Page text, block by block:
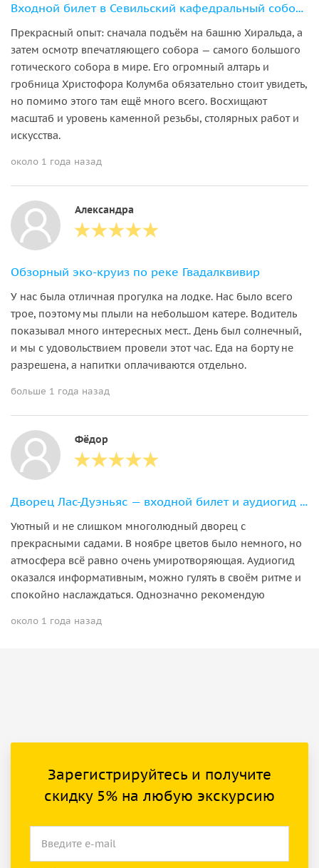
Входной билет в Севильский кафедральный собор и на башню Хиральда
Прекрасный опыт: сначала подъём на башню Хиральда, а
затем осмотр впечатляющего собора — самого большого
готического собора в мире. Его огромный алтарь и
гробница Христофора Колумба обязательно стоит увидеть,
но помимо этого там ещё много всего. Восхищают
масштаб и уровень каменной резьбы, столярных работ и
искусства.
около 1 года назад
Александра
Обзорный эко-круиз по реке Гвадалквивир
У нас была отличная прогулка на лодке. Нас было всего
трое, поэтому мы плыли на небольшом катере. Водитель
показывал много интересных мест.. День был солнечный,
и мы с удовольствием провели этот час. Еда на борту не
разрешена, а напитки оплачиваются отдельно.
больше 1 года назад
Фёдор
Дворец Лас-Дуэньяс — входной билет и аудиогид по залам и садам
Уютный и не слишком многолюдный дворец с
прекрасными садами. В ноябре цветов было немного, но
атмосфера всё равно очень умиротворяющая. Аудиогид
оказался информативным, можно гулять в своём ритме и
спокойно наслаждаться. Однозначно рекомендую
около 1 года назад
Зарегистрируйтесь и получите
скидку 5% на любую экскурсию